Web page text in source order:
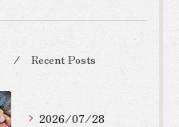
Recent Posts
2026/07/28